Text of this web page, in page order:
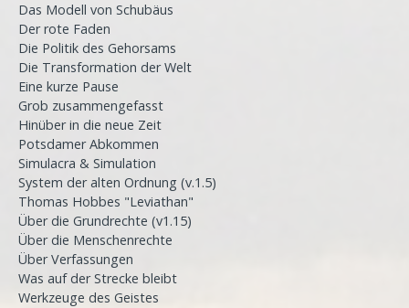
Das Modell von Schubäus
Der rote Faden
Die Politik des Gehorsams
Die Transformation der Welt
Eine kurze Pause
Grob zusammengefasst
Hinüber in die neue Zeit
Potsdamer Abkommen
Simulacra & Simulation
System der alten Ordnung (v.1.5)
Thomas Hobbes "Leviathan"
Über die Grundrechte (v1.15)
Über die Menschenrechte
Über Verfassungen
Was auf der Strecke bleibt
Werkzeuge des Geistes